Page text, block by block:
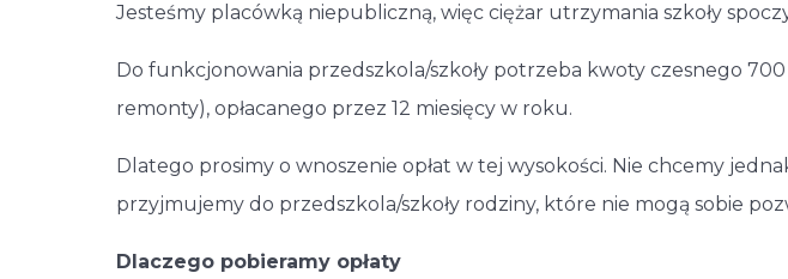
Jesteśmy placówką niepubliczną, więc ciężar utrzymania szkoły
Do funkcjonowania przedszkola/szkoły potrzeba kwoty czesnego 700
remonty), opłacanego przez 12 miesięcy w roku.
Dlatego prosimy o wnoszenie opłat w tej wysokości. Nie chcemy
przyjmujemy do przedszkola/szkoły rodziny, które nie mogą sobie
Dlaczego pobieramy opłaty